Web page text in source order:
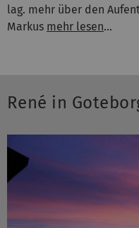
lag. mehr über den
Markus mehr lesen...
René in